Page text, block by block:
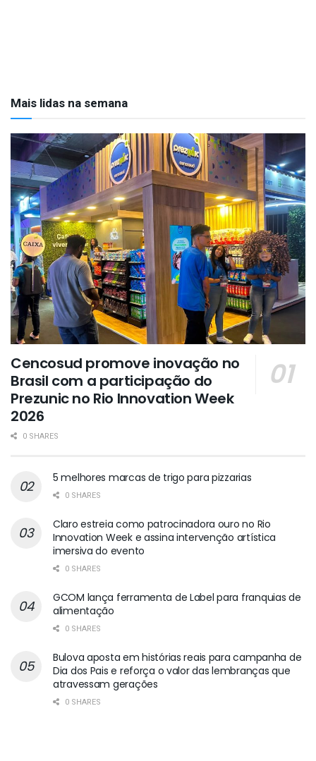
Mais lidas na semana
Cencosud promove inovação no
Brasil com a participação do
Prezunic no Rio Innovation Week
2026
0 SHARES
5 melhores marcas de trigo para pizzarias
0 SHARES
Claro estreia como patrocinadora ouro no Rio
Innovation Week e assina intervenção artística
imersiva do evento
0 SHARES
GCOM lança ferramenta de Label para franquias de
alimentação
0 SHARES
Bulova aposta em histórias reais para campanha de
Dia dos Pais e reforça o valor das lembranças que
atravessam gerações
0 SHARES